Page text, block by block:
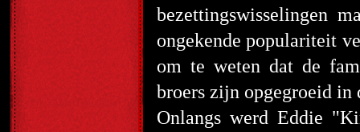
bezettingswisselingen
ongekende populariteit
om te weten dat de
broers zijn opgegroeid in
Onlangs werd Eddie